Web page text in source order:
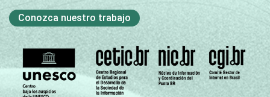
Conozca nuestro trabajo